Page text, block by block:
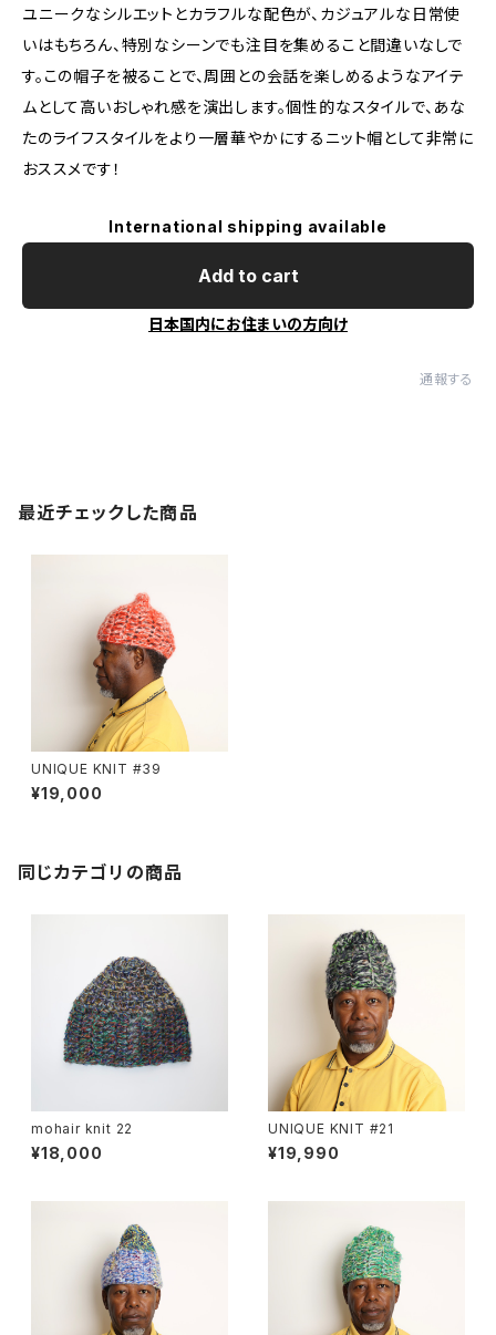
ユニークなシルエットとカラフルな配色が、カジュアルな日常使
いはもちろん、特別なシーンでも注目を集めること間違いなしで
す。この帽子を被ることで、周囲との会話を楽しめるようなアイテ
ムとして高いおしゃれ感を演出します。個性的なスタイルで、あな
たのライフスタイルをより一層華やかにするニット帽として非常に
おススメです！
International shipping available
Add to cart
日本国内にお住まいの方向け
通報する
最近チェックした商品
UNIQUE KNIT #39
¥19,000
同じカテゴリの商品
mohair knit 22
¥18,000
UNIQUE KNIT #21
¥19,990